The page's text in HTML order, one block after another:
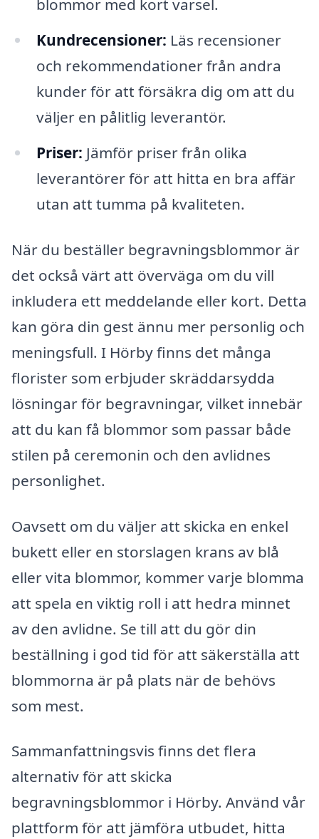
blommor med kort varsel.
Kundrecensioner: Läs recensioner
och rekommendationer från andra
kunder för att försäkra dig om att du
väljer en pålitlig leverantör.
Priser: Jämför priser från olika
leverantörer för att hitta en bra affär
utan att tumma på kvaliteten.
När du beställer begravningsblommor är
det också värt att överväga om du vill
inkludera ett meddelande eller kort. Detta
kan göra din gest ännu mer personlig och
meningsfull. I Hörby finns det många
florister som erbjuder skräddarsydda
lösningar för begravningar, vilket innebär
att du kan få blommor som passar både
stilen på ceremonin och den avlidnes
personlighet.
Oavsett om du väljer att skicka en enkel
bukett eller en storslagen krans av blå
eller vita blommor, kommer varje blomma
att spela en viktig roll i att hedra minnet
av den avlidne. Se till att du gör din
beställning i god tid för att säkerställa att
blommorna är på plats när de behövs
som mest.
Sammanfattningsvis finns det flera
alternativ för att skicka
begravningsblommor i Hörby. Använd vår
plattform för att jämföra utbudet, hitta